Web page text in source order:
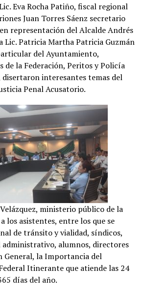
Eva Rocha Patiño, fiscal regional
Juan Torres Sáenz secretario
representación del Alcalde Andrés
Lic. Patricia Martha Patricia Guzmán
del Ayuntamiento,
de la Federación, Peritos y Policía
interesantes temas del
Penal Acusatorio.
ministerio público de la
los asistentes, entre los que se
de tránsito y vialidad, síndicos,
administrativo, alumnos, directores
General, la Importancia del
Itinerante que atiende las 24
días del año.